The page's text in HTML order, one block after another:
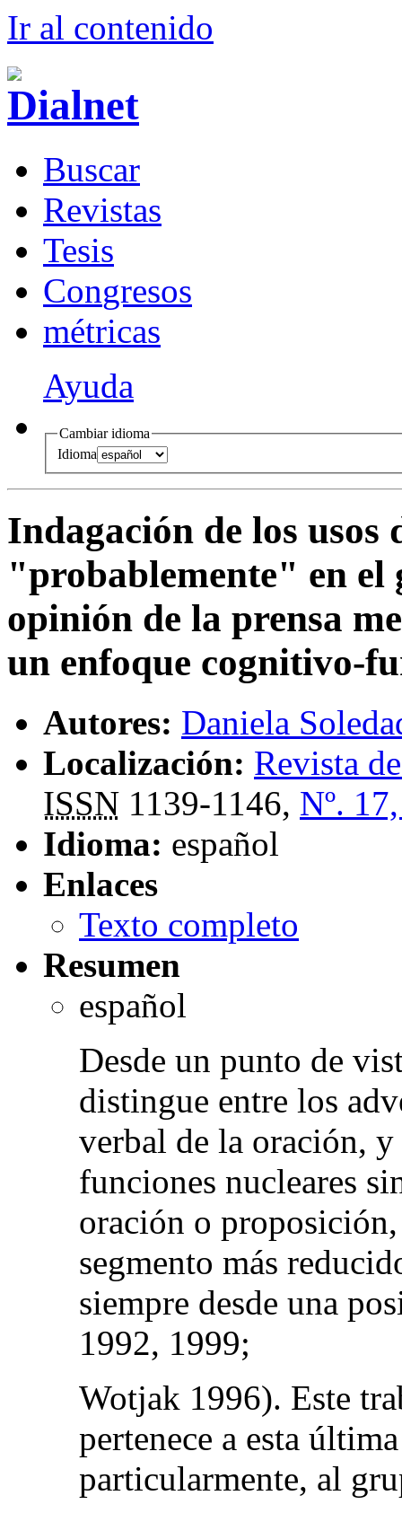
Ir al contenido
Buscar
Revistas
Tesis
Congresos
métricas
Ayuda
Cambiar idioma
Idioma
Indagación de los usos
"probablemente" en el
opinión de la prensa
un enfoque cognitivo-
Autores: Daniela
Localización: Revista
ISSN 1139-1146, Nº.
Idioma: español
Enlaces
Texto completo
Resumen
español
Desde un punto de
distingue entre los
verbal de la oración,
funciones nucleares
oración o
segmento más
siempre desde una
1992, 1999;
Wotjak 1996). Este
pertenece a esta
particularmente, al